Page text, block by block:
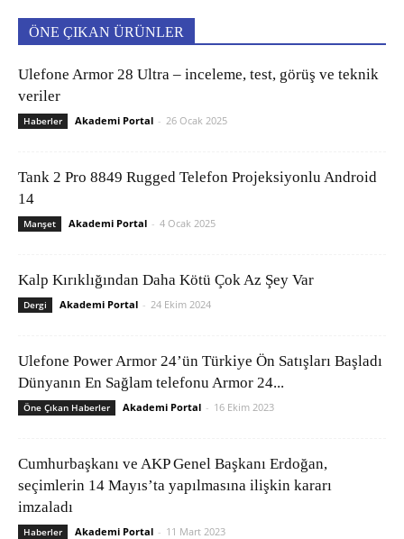
ÖNE ÇIKAN ÜRÜNLER
Ulefone Armor 28 Ultra – inceleme, test, görüş ve teknik
veriler
Haberler Akademi Portal - 26 Ocak 2025
Tank 2 Pro 8849 Rugged Telefon Projeksiyonlu Android
14
Manşet Akademi Portal - 4 Ocak 2025
Kalp Kırıklığından Daha Kötü Çok Az Şey Var
Dergi Akademi Portal - 24 Ekim 2024
Ulefone Power Armor 24’ün Türkiye Ön Satışları Başladı
Dünyanın En Sağlam telefonu Armor 24...
Öne Çıkan Haberler Akademi Portal - 16 Ekim 2023
Cumhurbaşkanı ve AKP Genel Başkanı Erdoğan,
seçimlerin 14 Mayıs’ta yapılmasına ilişkin kararı
imzaladı
Haberler Akademi Portal - 11 Mart 2023